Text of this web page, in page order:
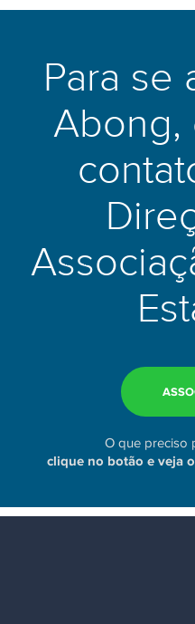
Para se
Abong,
O que preciso
clique no botão e veja